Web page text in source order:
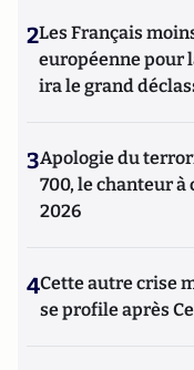
2Les Français
européenne pour
ira le grand
3Apologie du
700, le chanteur à
2026
4Cette autre crise
se profile après